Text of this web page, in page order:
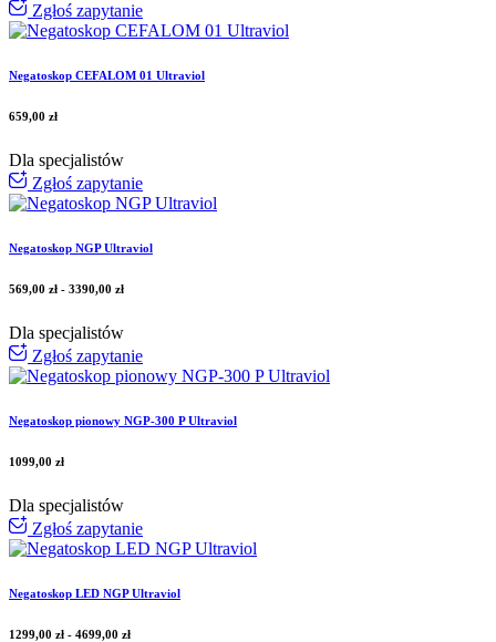
Zgłoś zapytanie
Negatoskop CEFALOM 01 Ultraviol
659,00 zł
Dla specjalistów
Zgłoś zapytanie
Negatoskop NGP Ultraviol
569,00 zł - 3390,00 zł
Dla specjalistów
Zgłoś zapytanie
Negatoskop pionowy NGP-300 P Ultraviol
1099,00 zł
Dla specjalistów
Zgłoś zapytanie
Negatoskop LED NGP Ultraviol
1299,00 zł - 4699,00 zł